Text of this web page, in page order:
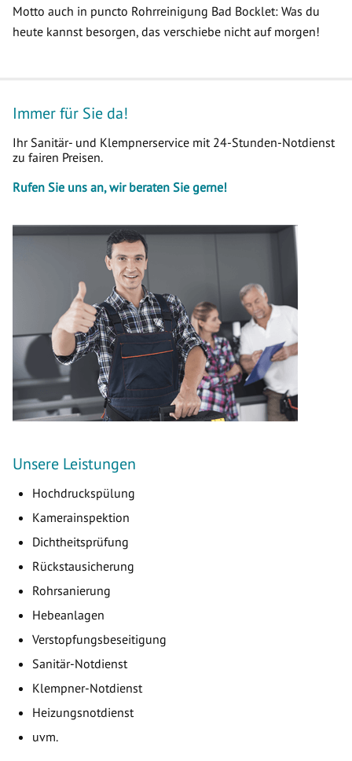
Motto auch in puncto Rohrreinigung Bad Bocklet: Was du
heute kannst besorgen, das verschiebe nicht auf morgen!
Immer für Sie da!
Ihr Sanitär- und Klempnerservice mit 24-Stunden-Notdienst
zu fairen Preisen.
Rufen Sie uns an, wir beraten Sie gerne!
Unsere Leistungen
Hochdruckspülung
Kamerainspektion
Dichtheitsprüfung
Rückstausicherung
Rohrsanierung
Hebeanlagen
Verstopfungsbeseitigung
Sanitär-Notdienst
Klempner-Notdienst
Heizungsnotdienst
uvm.